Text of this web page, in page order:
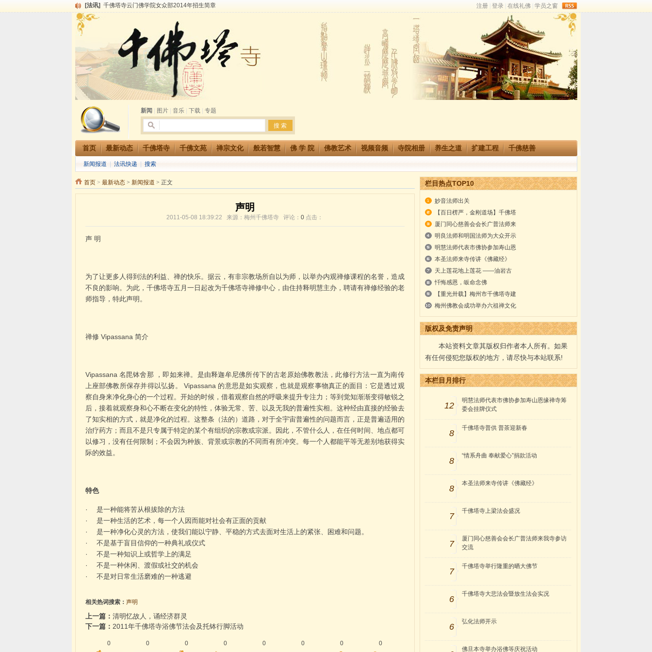
[法讯] 千佛塔寺云门佛学院女众部2014年招生简章
[法讯]
[法讯]
共赴华藏世界 进入最后七天倒计时 殊胜华严法会 快快同享富贵庄严海
千佛塔寺阅藏堂周末阅藏报名通知
[法讯]
清明节祭祖报恩地藏法会
[法讯] 本寺方丈上明下慧尼和尚开讲《六祖坛经》
[法讯]
2015-3-26师父于法堂对大众的开示
[法讯]
广东千佛塔寺云门佛学院女众部 2016年招生简章
[法讯]
恭请海涛法师莅临千佛塔寺弘法
[法讯] 2014年七月大法会 祈福息灾地藏七 冥阳两利普渡群蒙盂兰盆
新闻 图片| 音乐| 下载| 专题
首页 最新动态 千佛塔寺 千佛文苑 禅宗文化 般若智慧 佛 学 院 佛教艺术 视频音频 寺院相册 养生之道 扩建工程 千佛慈善
新闻报道 法讯快递 搜索
首页> 最新动态> 新闻报道 > 正文
声明
2011-05-08 18:39:22 来源：梅州千佛塔寺 评论： 0 点击：
声 明
为了让更多人得到法的利益、禅的快乐。据云，有非宗教场所自以为师，以举办内观禅修课程的名誉，造成
不良的影响。为此，千佛塔寺五月一日起改为千佛塔寺禅修中心，由住持释明慧主办，聘请有禅修经验的老
师指导，特此声明。
禅修 Vipassana 简介
Vipassana 名毘钵舍那 ，即如来禅。是由释迦牟尼佛所传下的古老原始佛教教法，此修行方法一直为南传
上座部佛教所保存并得以弘扬。 Vipassana 的意思是如实观察，也就是观察事物真正的面目：它是透过观
察自身来净化身心的一个过程。开始的时候，借着观察自然的呼吸来提升专注力；等到觉知渐渐变得敏锐之
后，接着就观察身和心不断在变化的特性，体验无常、苦、以及无我的普遍性实相。这种经由直接的经验去
了知实相的方式，就是净化的过程。这整条（法的）道路，对于全宇宙普遍性的问题而言，正是普遍适用的
治疗药方；而且不是只专属于特定的某个有组织的宗教或宗派。因此，不管什么人，在任何时间、地点都可
以修习，没有任何限制；不会因为种族、背景或宗教的不同而有所冲突。每一个人都能平等无差别地获得实
际的效益。
特色
· 是一种能将苦从根拔除的方法
· 是一种生活的艺术，每一个人因而能对社会有正面的贡献
· 是一种净化心灵的方法，使我们能以宁静、平稳的方式去面对生活上的紧张、困难和问题。
· 不是基于盲目信仰的一种典礼或仪式
· 不是一种知识上或哲学上的满足
· 不是一种休闲、渡假或社交的机会
· 不是对日常生活磨难的一种逃避
相关热词搜索： 声明
上一篇： 清明忆故人，诵经济群灵
下一篇： 2011年千佛塔寺浴佛节法会及托钵行脚活动
0 0 0 0 0 0 0 0
栏目热点TOP10
妙音法师出关
【百日楞严，金刚道场】千佛塔
厦门同心慈善会会长广普法师来
明良法师和明国法师为大众开示
明慧法师代表市佛协参加寿山恩
本圣法师来寺传讲《佛藏经》
天上莲花地上莲花 ——油岩古
忏悔感恩，皈命念佛
【重光卅载】梅州市千佛塔寺建
梅州佛教会成功举办六祖禅文化
版权及免责声明
本站资料文章其版权归作者本人所有。如果
有任何侵犯您版权的地方，请尽快与本站联系!
本栏目月排行
12
明慧法师代表市佛协参加寿山恩缘禅寺筹
委会挂牌仪式
8
千佛塔寺普供 普茶迎新春
8
“情系舟曲 奉献爱心”捐款活动
8
本圣法师来寺传讲《佛藏经》
7
千佛塔寺上梁法会盛况
7
厦门同心慈善会会长广普法师来我寺参访
交流
7
千佛塔寺举行隆重的晒大佛节
6
千佛塔寺大悲法会暨放生法会实况
6
弘化法师开示
佛旦本寺举办浴佛等庆祝活动